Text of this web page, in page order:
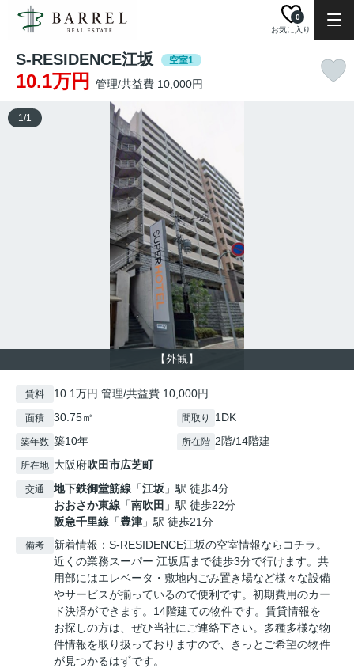
お気に入り
0
S-RESIDENCE江坂 空室1
10.1万円 管理/共益費 10,000円
【外観】
1/1
賃料 10.1万円 管理/共益費 10,000円
面積 30.75㎡ 間取り 1DK
築年数 築10年 所在階 2階/14階建
所在地 大阪府吹田市広芝町
交通 地下鉄御堂筋線 「江坂 」駅 徒歩4分
おおさか東線 「南吹田 」駅 徒歩22分
阪急千里線 「豊津 」駅 徒歩21分
備考
新着情報：S-RESIDENCE江坂の空室情報ならコチラ。
近くの業務スーパー 江坂店まで徒歩3分で行けます。共
用部にはエレベータ・敷地内ごみ置き場など様々な設備
やサービスが揃っているので便利です。初期費用のカー
ド決済ができます。14階建ての物件です。賃貸情報を
お探しの方は、ぜひ当社にご連絡下さい。多種多様な物
件情報を取り扱っておりますので、きっとご希望の物件
が見つかるはずです。